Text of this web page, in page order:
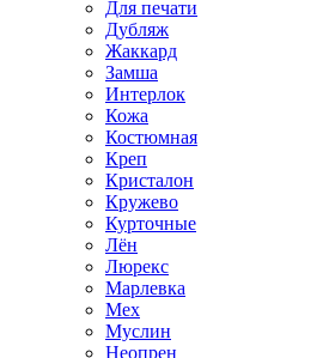
Для печати
Дубляж
Жаккард
Замша
Интерлок
Кожа
Костюмная
Креп
Кристалон
Кружево
Курточные
Лён
Люрекс
Марлевка
Мех
Муслин
Неопрен